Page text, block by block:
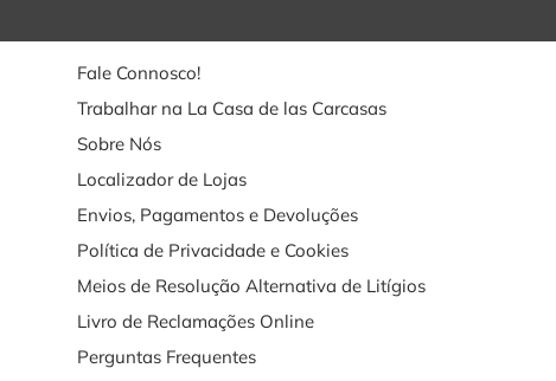
Fale Connosco!
Trabalhar na La Casa de las Carcasas
Sobre Nós
Localizador de Lojas
Envios, Pagamentos e Devoluções
Política de Privacidade e Cookies
Meios de Resolução Alternativa de Litígios
Livro de Reclamações Online
Perguntas Frequentes